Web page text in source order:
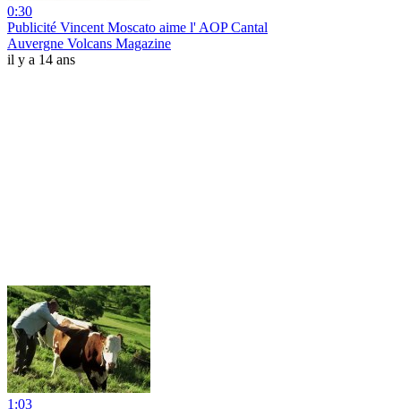
0:30
Publicité Vincent Moscato aime l' AOP Cantal
Auvergne Volcans Magazine
il y a 14 ans
1:03